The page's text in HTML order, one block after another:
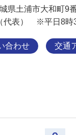
県土浦市大和町9
代表） ※平日8時
合わせ 交通